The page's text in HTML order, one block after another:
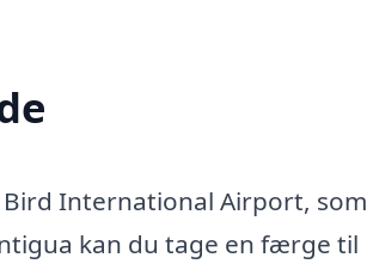
Bird International Airport, som
kan du tage en færge til